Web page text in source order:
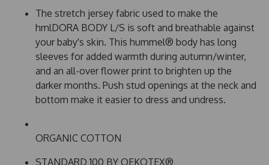
The stretch jersey fabric used to make the
hmlDORA BODY L/S is soft and breathable against
your baby's skin. This hummel® body has long
sleeves for added warmth during autumn/winter,
and an all-over flower print to brighten up the
darker months. Push stud openings at the neck and
bottom make it easier to dress and undress.
ORGANIC COTTON
STANDARD 100 BY OEKOTEX®